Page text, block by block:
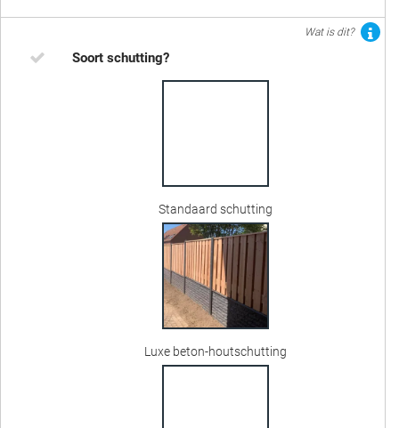
Wat is dit?
Soort schutting?
Standaard schutting
Luxe beton-houtschutting